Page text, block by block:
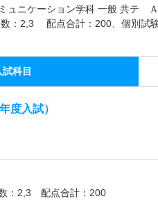
ュニケーション学科 一般 共テ
：2,3 配点合計：200、個別試
試科目
度入試）
：2,3 配点合計：200